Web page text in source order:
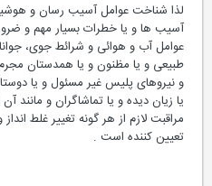
لذا شناخت عوامل آسیب رسان و
آسیب ها و یا خطرات بسیار مهم و
عوامل آب و هوائی و شرائط جوی،
طبیعی و یا مظنون و یا همدستان مجرم
و نیروهای پلیس غیر مسئول و یا
یا زیان دیده و یا تماشاگران و مانند
مراقبت لازم از هر گونه تغییر غلط
تعیین کننده است .